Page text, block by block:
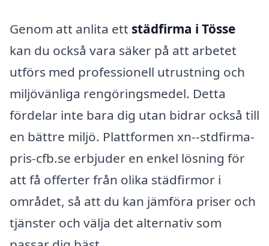
Genom att anlita ett städfirma i Tösse
kan du också vara säker på att arbetet
utförs med professionell utrustning och
miljövänliga rengöringsmedel. Detta
fördelar inte bara dig utan bidrar också till
en bättre miljö. Plattformen xn--stdfirma-
pris-cfb.se erbjuder en enkel lösning för
att få offerter från olika städfirmor i
området, så att du kan jämföra priser och
tjänster och välja det alternativ som